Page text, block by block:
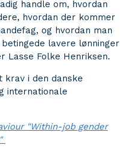
handle om, hvordan
hvordan der kommer
og hvordan man
lavere lønninger
Lasse Folke Henriksen.
krav i den danske
internationale
"Within-job gender